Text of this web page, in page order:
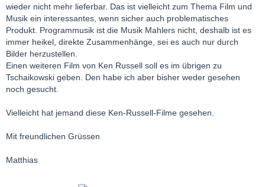
wieder nicht mehr lieferbar. Das ist vielleicht zum Thema Film und
Musik ein interessantes, wenn sicher auch problematisches
Produkt. Programmusik ist die Musik Mahlers nicht, deshalb ist es
immer heikel, direkte Zusammenhänge, sei es auch nur durch
Bilder herzustellen.
Einen weiteren Film von Ken Russell soll es im übrigen zu
Tschaikowski geben. Den habe ich aber bisher weder gesehen
noch gesucht.
Vielleicht hat jemand diese Ken-Russell-Filme gesehen.
Mit freundlichen Grüssen
Matthias